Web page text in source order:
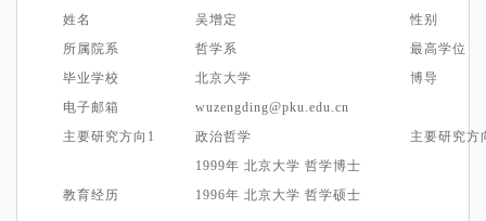
姓名 吴增定
性别
所属院系
哲学系
最高学位
毕业学校
北京大学
博导
电子邮箱
wuzengding@pku.edu.cn
主要研究方向 1 政治哲学 主要研究方
教育经历
1999年 北京大学 哲学博士
1996年 北京大学 哲学硕士